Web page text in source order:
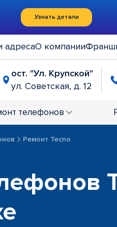
Узнать детали
адресаО компании
ост. "Ул. Крупской"
ул. Советская, д. 12
телефонов
Ремонт Tecno